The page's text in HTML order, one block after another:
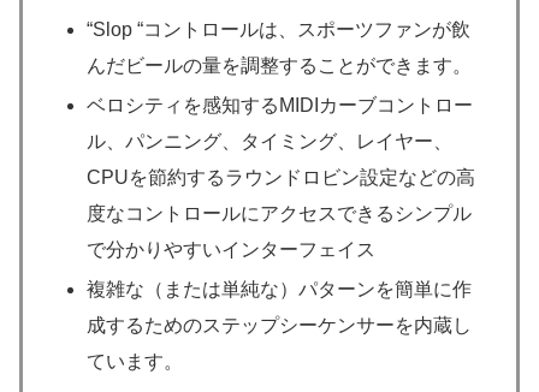
“Slop “コントロールは、スポーツファンが飲
んだビールの量を調整することができます。
ベロシティを感知するMIDIカーブコントロー
ル、パンニング、タイミング、レイヤー、
CPUを節約するラウンドロビン設定などの高
度なコントロールにアクセスできるシンプル
で分かりやすいインターフェイス
複雑な（または単純な）パターンを簡単に作
成するためのステップシーケンサーを内蔵し
ています。